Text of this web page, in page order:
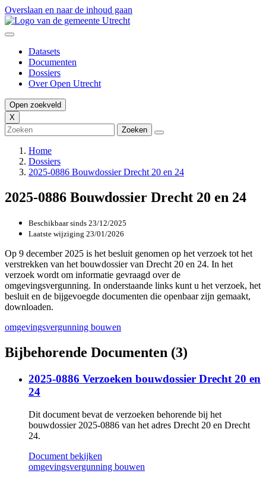
Overslaan en naar de inhoud gaan
Datasets
Documenten
Dossiers
Over Open Utrecht
Open zoekveld
X
Home
Dossiers
2025-0886 Bouwdossier Drecht 20 en 24
2025-0886 Bouwdossier Drecht 20 en 24
Beschikbaar sinds 23/12/2025
Laatste wijziging 23/01/2026
Op 9 december 2025 is het besluit genomen op het verzoek tot het
verstrekken van het bouwdossier van Drecht 20 en 24. In het
verzoek wordt om informatie gevraagd over de
omgevingsvergunning. In onderstaande links kunt u het verzoek, het
besluit en de bijgevoegde documenten die openbaar zijn gemaakt,
downloaden.
omgevingsvergunning bouwen
Bijbehorende Documenten (3)
2025-0886 Verzoeken bouwdossier Drecht 20 en
24
Dit document bevat de verzoeken behorende bij het
bouwdossier 2025-0886 van het adres Drecht 20 en Drecht
24.
Document bekijken
omgevingsvergunning bouwen